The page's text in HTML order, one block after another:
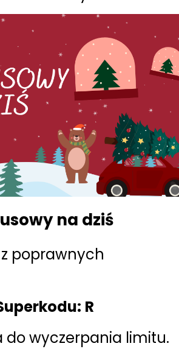
na dziś
z poprawnych
R
do wyczerpania limitu.